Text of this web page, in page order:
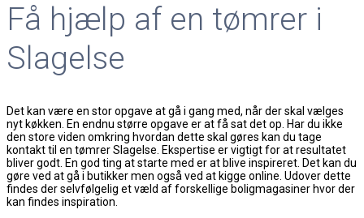
Få hjælp af en tømrer i
Slagelse
Det kan være en stor opgave at gå i gang med, når der skal vælges
nyt køkken. En endnu større opgave er at få sat det op. Har du ikke
den store viden omkring hvordan dette skal gøres kan du tage
kontakt til en tømrer Slagelse. Ekspertise er vigtigt for at resultatet
bliver godt. En god ting at starte med er at blive inspireret. Det kan du
gøre ved at gå i butikker men også ved at kigge online. Udover dette
findes der selvfølgelig et væld af forskellige boligmagasiner hvor der
kan findes inspiration.